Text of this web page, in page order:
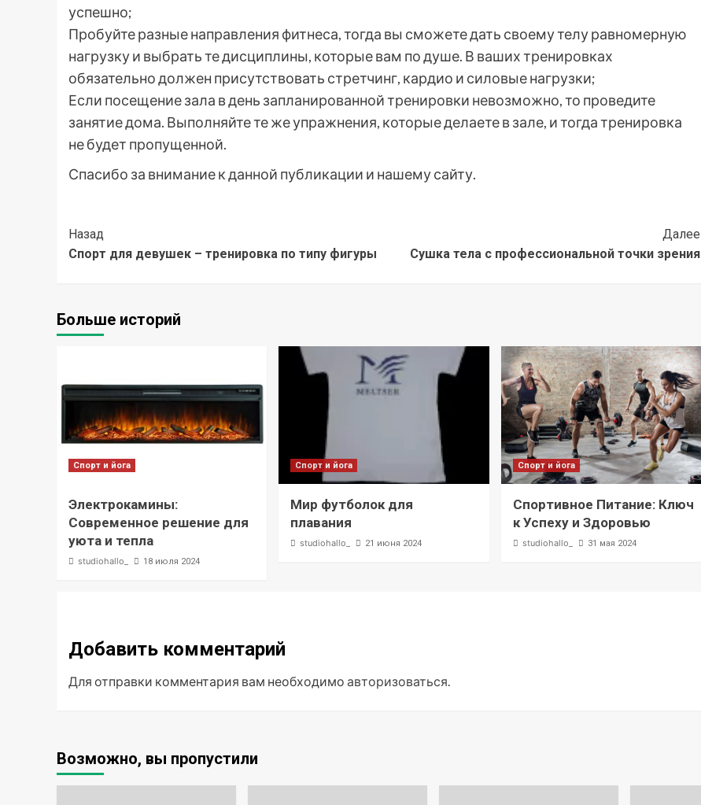
успешно;
Пробуйте разные направления фитнеса, тогда вы сможете дать своему телу равномерную
нагрузку и выбрать те дисциплины, которые вам по душе. В ваших тренировках
обязательно должен присутствовать стретчинг, кардио и силовые нагрузки;
Если посещение зала в день запланированной тренировки невозможно, то проведите
занятие дома. Выполняйте те же упражнения, которые делаете в зале, и тогда тренировка
не будет пропущенной.
Спасибо за внимание к данной публикации и нашему сайту.
Post
Navigation
Назад
Спорт для девушек – тренировка по типу фигуры
Далее
Сушка тела с профессиональной точки зрения
Больше историй
Спорт и йога
Электрокамины:
Современное решение для
уюта и тепла
studiohallo_ 18 июля 2024
Спорт и йога
Мир футболок для
плавания
studiohallo_ 21 июня 2024
Спорт и йога
Спортивное Питание: Ключ
к Успеху и Здоровью
studiohallo_ 31 мая 2024
Добавить комментарий
Для отправки комментария вам необходимо авторизоваться.
Возможно, вы пропустили